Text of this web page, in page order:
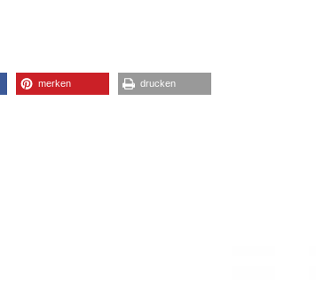
merken drucken